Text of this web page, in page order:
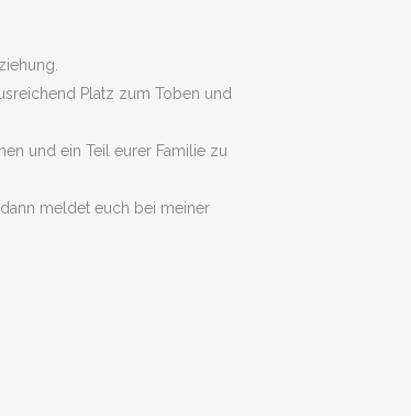
Platz zum Toben und
und ein Teil eurer Familie zu
meldet euch bei meiner